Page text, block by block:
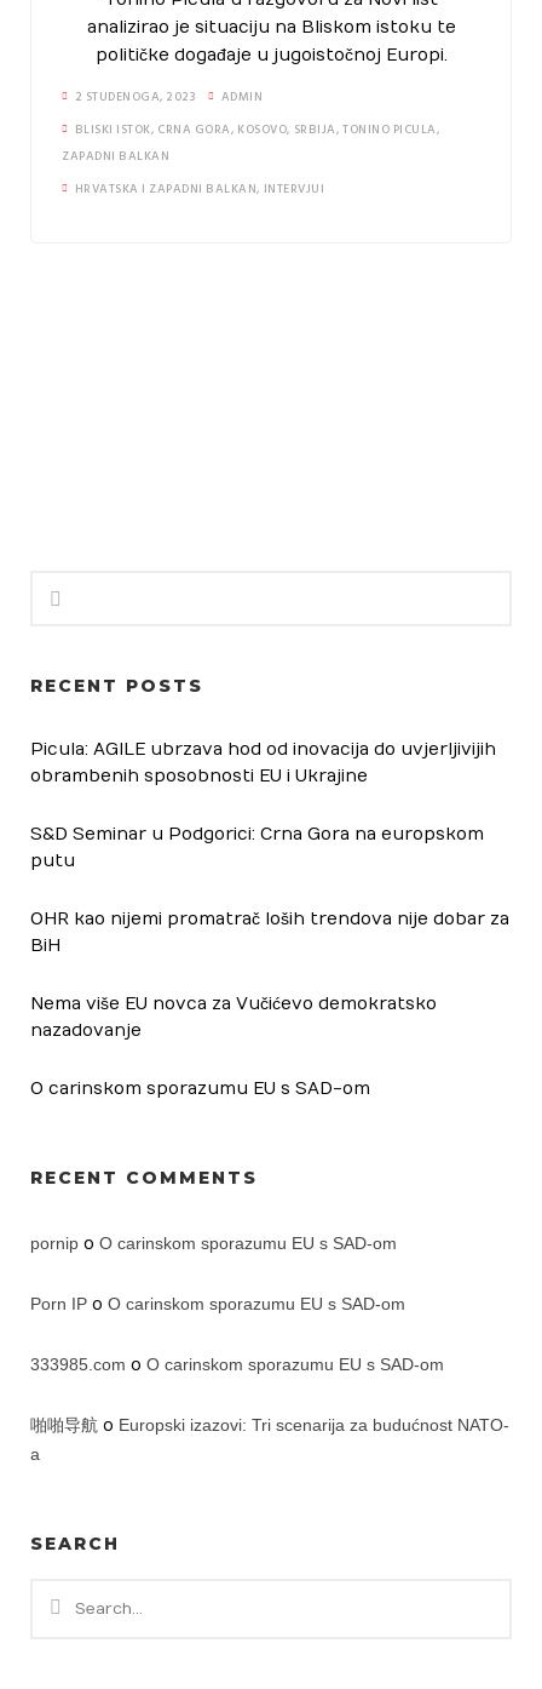
analizirao je situaciju na Bliskom istoku te
političke događaje u jugoistočnoj Europi.
2 STUDENOGA, 2023
ADMIN
BLISKI ISTOK, CRNA GORA, KOSOVO, SRBIJA,TONINO PICULA,
ZAPADNI BALKAN
HRVATSKA I ZAPADNI BALKAN, INTERVJUI
RECENT POSTS
Picula: AGILE ubrzava hod od inovacija do uvjerljivijih
obrambenih sposobnosti EU i Ukrajine
S&D Seminar u Podgorici: Crna Gora na europskom
putu
OHR kao nijemi promatrač loših trendova nije dobar za
BiH
Nema više EU novca za Vučićevo demokratsko
nazadovanje
O carinskom sporazumu EU s SAD-om
RECENT COMMENTS
pornip o O carinskom sporazumu EU s SAD-om
Porn IP o O carinskom sporazumu EU s SAD-om
333985.com o O carinskom sporazumu EU s SAD-om
啪啪导航 o Europski izazovi: Tri scenarija za budućnost NATO-
a
SEARCH